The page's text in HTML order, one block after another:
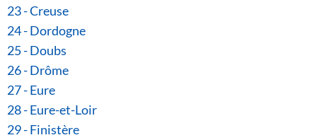
23 - Creuse
24 - Dordogne
25 - Doubs
26 - Drôme
27 - Eure
28 - Eure-et-Loir
29 - Finistère